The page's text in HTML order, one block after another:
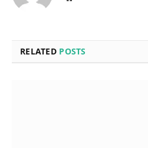
RELATED POSTS